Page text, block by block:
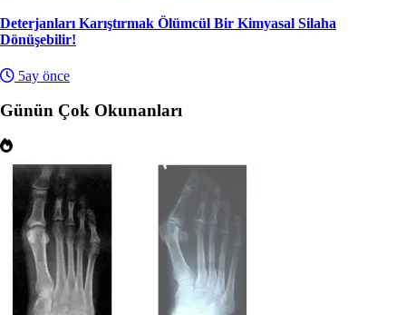
Deterjanları Karıştırmak Ölümcül Bir Kimyasal Silaha
Dönüşebilir!
5ay önce
Günün Çok Okunanları